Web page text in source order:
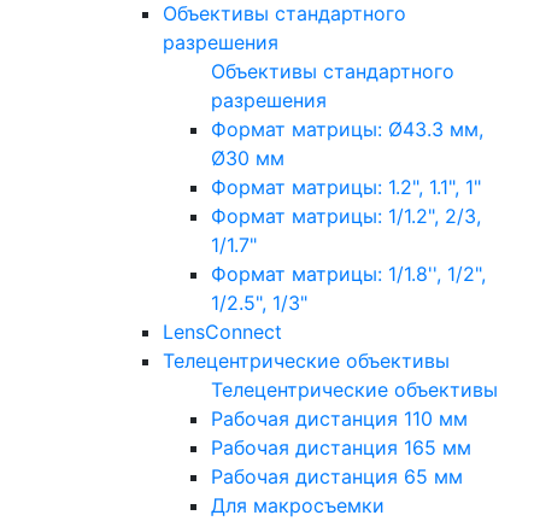
Объективы стандартного
разрешения
Объективы стандартного
разрешения
Формат матрицы: Ø43.3 мм,
Ø30 мм
Формат матрицы: 1.2", 1.1", 1"
Формат матрицы: 1/1.2", 2/3,
1/1.7"
Формат матрицы: 1/1.8'', 1/2",
1/2.5", 1/3"
LensConnect
Телецентрические объективы
Телецентрические объективы
Рабочая дистанция 110 мм
Рабочая дистанция 165 мм
Рабочая дистанция 65 мм
Для макросъемки